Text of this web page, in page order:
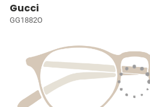
Gucci
GG1882O